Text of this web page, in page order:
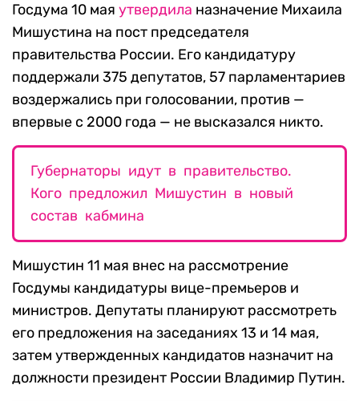
Госдума 10 мая утвердила назначение Михаила
Мишустина на пост председателя
правительства России. Его кандидатуру
поддержали 375 депутатов, 57 парламентариев
воздержались при голосовании, против —
впервые с 2000 года — не высказался никто.
Губернаторы идут в правительство.
Кого предложил Мишустин в новый
состав кабмина
Мишустин 11 мая внес на рассмотрение
Госдумы кандидатуры вице-премьеров и
министров. Депутаты планируют рассмотреть
его предложения на заседаниях 13 и 14 мая,
затем утвержденных кандидатов назначит на
должности президент России Владимир Путин.